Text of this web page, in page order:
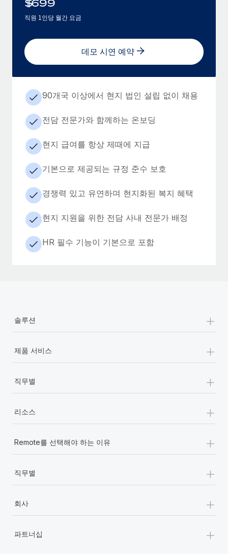
$699
직원 1인당 월간 요금
데모 시연 예약
90개국 이상에서 현지 법인 설립 없이 채용
전담 전문가와 함께하는 온보딩
현지 급여를 항상 제때에 지급
기본으로 제공되는 규정 준수 보호
경쟁력 있고 유연하며 현지화된 복지 혜택
현지 지원을 위한 전담 사내 전문가 배정
HR 필수 기능이 기본으로 포함
솔루션 +
제품 서비스 +
직무별 +
리소스 +
Remote를 선택해야 하는 이유 +
직무별 +
회사 +
파트너십 +